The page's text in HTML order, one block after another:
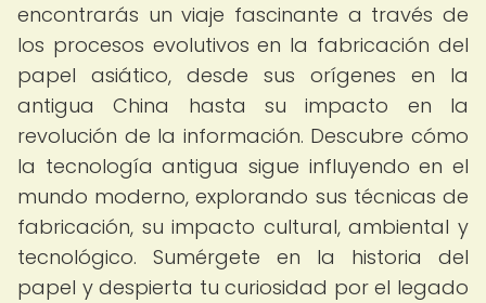
encontrarás un viaje fascinante a través de
los procesos evolutivos en la fabricación del
papel asiático, desde sus orígenes en la
antigua China hasta su impacto en la
revolución de la información. Descubre cómo
la tecnología antigua sigue influyendo en el
mundo moderno, explorando sus técnicas de
fabricación, su impacto cultural, ambiental y
tecnológico. Sumérgete en la historia del
papel y despierta tu curiosidad por el legado